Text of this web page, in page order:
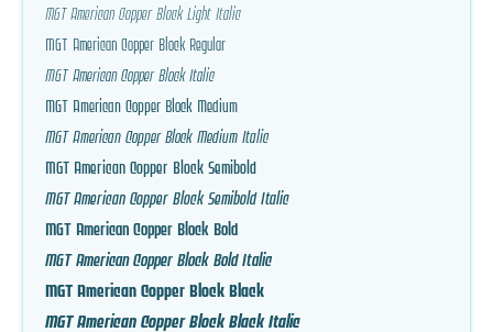
MGT American Copper Block Light Italic
MGT American Copper Block Regular
MGT American Copper Block Italic
MGT American Copper Block Medium
MGT American Copper Block Medium Italic
MGT American Copper Block Semibold
MGT American Copper Block Semibold Italic
MGT American Copper Block Bold
MGT American Copper Block Bold Italic
MGT American Copper Block Black
MGT American Copper Block Black Italic